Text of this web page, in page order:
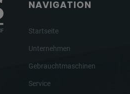
NAVIGATION
Startseite
Unternehmen
Gebrauchtmaschinen
Service